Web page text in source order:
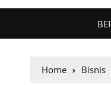
Home Bisnis